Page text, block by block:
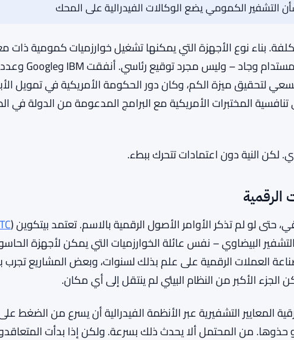
منح أو عقود أو مجرد تشجيع – لا توجد تفاصيل. تحدد الأوامر
تحت الضغط
لتحقيق ميزة الكم، وكان دور الحكومة الأمريكية في تمويل
المختبرات الأمريكية مع البرامج المدعومة من الدولة في
لكن النية دون اعتمادات تتحرك ببطء.
الرقمية